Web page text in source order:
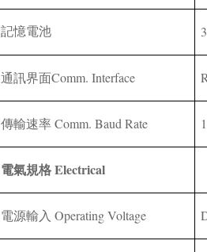
記憶電池
通訊界面Comm. Interface
傳輸速率Comm. Baud Rate
電氣規格Electrical
電源輸入 Operating Voltage